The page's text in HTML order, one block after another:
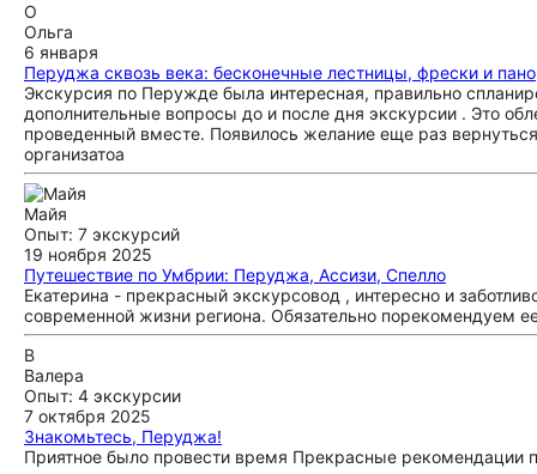
О
Ольга
6 января
Перуджа сквозь века: бесконечные лестницы, фрески и
Экскурсия по Перужде была интересная, правильно
дополнительные вопросы до и после дня экскурсии . Это
проведенный вместе. Появилось желание еще раз
организатоа
Майя
Опыт: 7 экскурсий
19 ноября 2025
Путешествие по Умбрии: Перуджа, Ассизи, Спелло
Екатерина - прекрасный экскурсовод , интересно и
современной жизни региона. Обязательно порекомендуем
В
Валера
Опыт: 4 экскурсии
7 октября 2025
Знакомьтесь, Перуджа!
Приятное было провести время Прекрасные рекомендации